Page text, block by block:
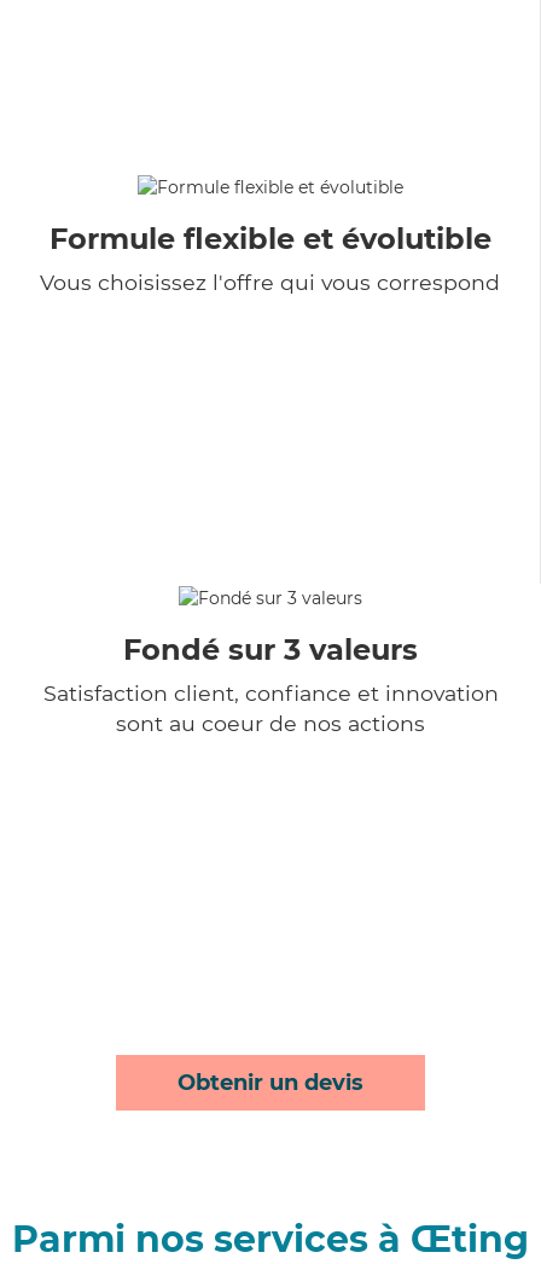
Formule flexible et évolutible
Vous choisissez l'offre qui vous correspond
Fondé sur 3 valeurs
Satisfaction client, confiance et innovation
sont au coeur de nos actions
Obtenir un devis
Parmi nos services à Œting